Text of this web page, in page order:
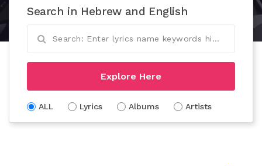
Search in Hebrew and English
Explore Here
ALL Lyrics Albums Artists